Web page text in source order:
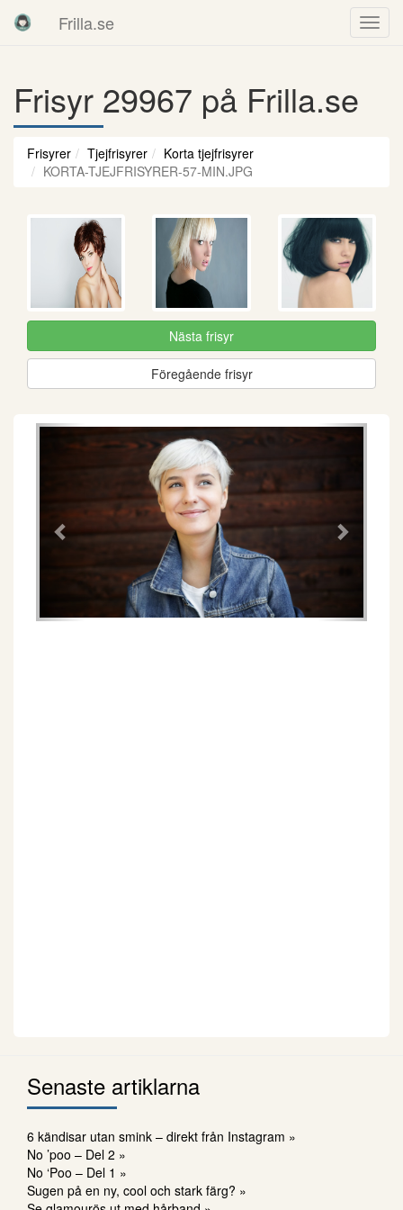
Frilla.se
Frisyr 29967 på Frilla.se
Frisyrer Tjejfrisyrer
Korta tjejfrisyrer
KORTA-TJEJFRISYRER-57-MIN.JPG
Nästa frisyr
Föregående frisyr
Föregående
Senaste artiklarna
6 kändisar utan smink – direkt från Instagram »
No ’poo – Del 2 »
No ‘Poo – Del 1 »
Sugen på en ny, cool och stark färg? »